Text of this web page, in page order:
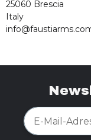
25060 Brescia
Italy